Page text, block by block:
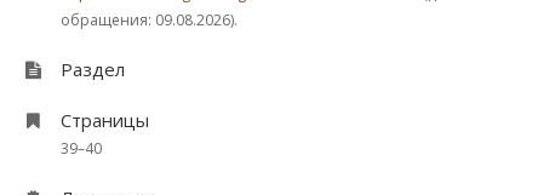
обращения: 09.08.2026).
Раздел
Страницы
39–40